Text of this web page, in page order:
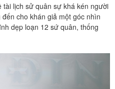
tài lịch sử quân sự khá kén người
cho khán giả một góc nhìn
dẹp loạn 12 sứ quân, thống